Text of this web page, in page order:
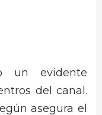
un evidente
del canal.
asegura el